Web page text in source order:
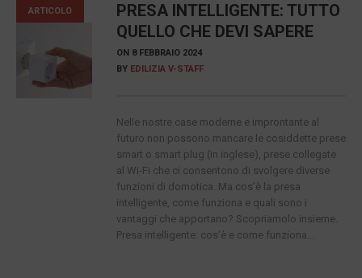
ARTICOLO
PRESA INTELLIGENTE: TUTTO
QUELLO CHE DEVI SAPERE
ON 8 FEBBRAIO 2024
BY EDILIZIA V-STAFF
Nelle nostre case moderne e improntante al
futuro non possono mancare le cosiddette prese
smart o smart plug (in inglese), prese collegate
al Wi-Fi che ci consentono di svolgere diverse
funzioni di domotica. Ma cos’è la presa
intelligente, come funziona e quali sono i
vantaggi che apportano? Scopriamolo insieme.
Presa intelligente: cos’è e come funziona...